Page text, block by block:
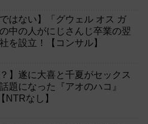
ではない】「グウェル オス ガ
中の人がにじさんじ卒業の翌
を設立！【コンサル】
？】遂に大喜と千夏がセックス
題になった『アオのハコ』
NTRなし】